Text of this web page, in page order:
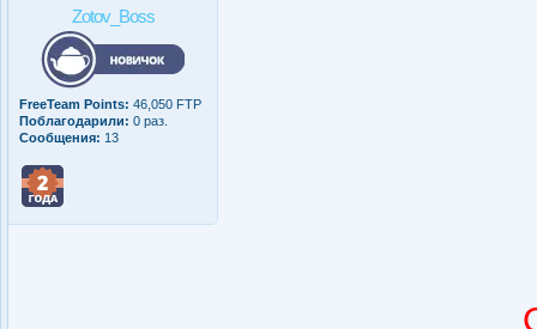
Zotov_Boss
FreeTeam Points: 46,050 FTP
Поблагодарили: 0 раз.
Сообщения: 13